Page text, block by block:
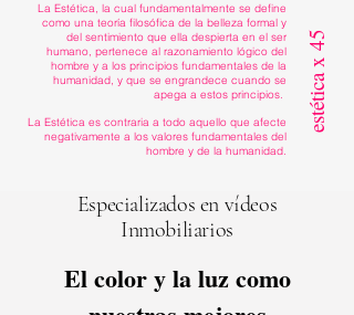
estética x 45
La Estética, la cual fundamentalmente se define
como una teoría filosófica de la belleza formal y
del sentimiento que ella despierta en el ser
humano, pertenece al razonamiento lógico del
hombre y a los principios fundamentales de la
humanidad, y que se engrandece cuando se
apega a estos principios.
La Estética es contraria a todo aquello que afecte
negativamente a los valores fundamentales del
hombre y de la humanidad.
Especializados en vídeos
Inmobiliarios
El color y la luz como